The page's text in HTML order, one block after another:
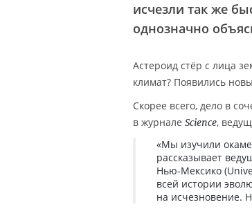
исчезли так же
однозначно
Астероид стёр с лица
климат? Появились
Скорее всего, дело в
в журнале Science,
«Мы изучили
рассказывает
Нью-Мексико
всей истории
на исчезновение.